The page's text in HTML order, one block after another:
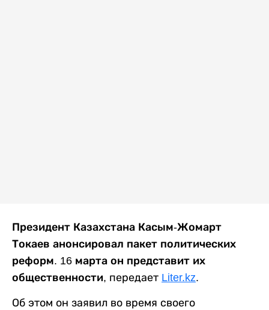
Президент Казахстана Касым-Жомарт
Токаев анонсировал пакет политических
реформ. 16 марта он представит их
общественности, передает Liter.kz.
Об этом он заявил во время своего